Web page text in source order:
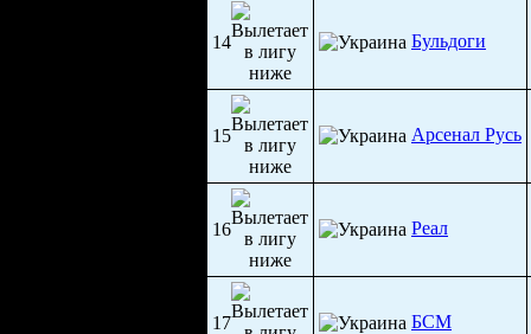
14 Бульдоги
15 Арсенал Русь
16 Реал
17 БСМ